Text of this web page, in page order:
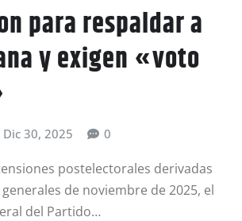
para respaldar a
y exigen «voto
Dic 30, 2025 0
postelectorales derivadas
de noviembre de 2025, el
del Partido…